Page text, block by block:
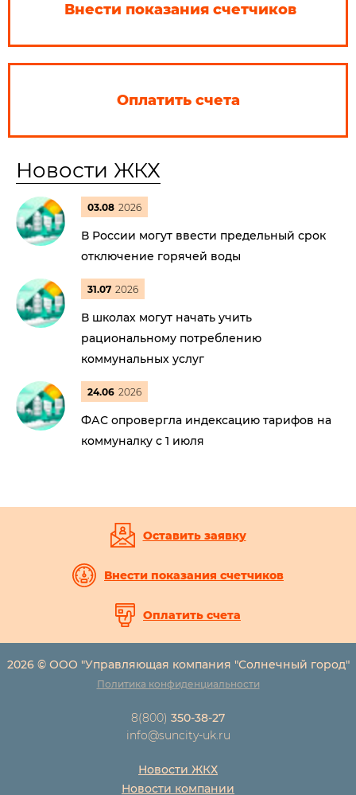
Внести показания счетчиков
Оплатить счета
Новости ЖКХ
03.08 2026
В России могут ввести предельный срок
отключение горячей воды
31.07 2026
В школах могут начать учить
рациональному потреблению
коммунальных услуг
24.06 2026
ФАС опровергла индексацию тарифов на
коммуналку с 1 июля
Оставить заявку
Внести показания счетчиков
Оплатить счета
2026 © ООО "Управляющая компания "Солнечный город"
Политика конфиденциальности
8(800) 350-38-27
info@suncity-uk.ru
Новости ЖКХ
Новости компании